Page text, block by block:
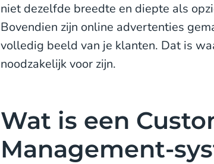
niet dezelfde breedte en diepte als
Bovendien zijn online advertenties
volledig beeld van je klanten. Dat is
noodzakelijk voor zijn.
Wat is een
Management-